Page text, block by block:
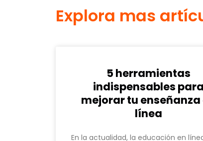
Explora mas
5 herramientas
indispensables para
mejorar tu enseñanza
línea
En la actualidad, la educación en